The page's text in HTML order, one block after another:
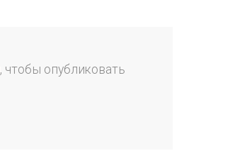
, чтобы опубликовать